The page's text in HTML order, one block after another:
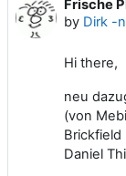
Frische
by Dirk -
Number
Hi there,
neu
(von
Brickfield
Daniel